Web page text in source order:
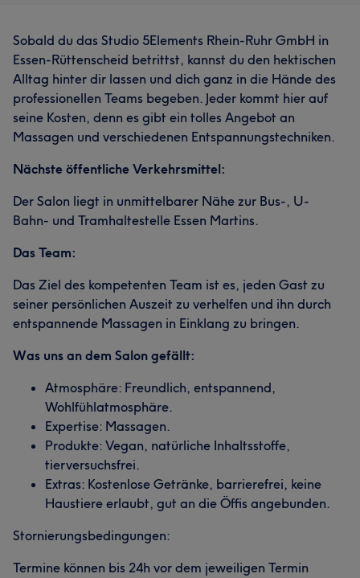
Sobald du das Studio 5Elements Rhein-Ruhr GmbH in
Essen-Rüttenscheid betrittst, kannst du den hektischen
Alltag hinter dir lassen und dich ganz in die Hände des
professionellen Teams begeben. Jeder kommt hier auf
seine Kosten, denn es gibt ein tolles Angebot an
Massagen und verschiedenen Entspannungstechniken.
Nächste öffentliche Verkehrsmittel:
Der Salon liegt in unmittelbarer Nähe zur Bus-, U-
Bahn- und Tramhaltestelle Essen Martins.
Das Team:
Das Ziel des kompetenten Team ist es, jeden Gast zu
seiner persönlichen Auszeit zu verhelfen und ihn durch
entspannende Massagen in Einklang zu bringen.
Was uns an dem Salon gefällt:
Atmosphäre: Freundlich, entspannend,
Wohlfühlatmosphäre.
Expertise: Massagen.
Produkte: Vegan, natürliche Inhaltsstoffe,
tierversuchsfrei.
Extras: Kostenlose Getränke, barrierefrei, keine
Haustiere erlaubt, gut an die Öffis angebunden.
Stornierungsbedingungen:
Termine können bis 24h vor dem jeweiligen Termin